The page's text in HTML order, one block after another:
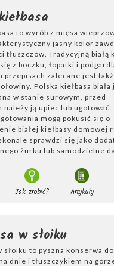
to wyrób z mięsa
jasny kolor
tłuszczów. Tradycyjną białą
z boczku, łopatki i
przepisach zalecane jest
Polska kiełbasa biała
w stanie surowym, przed
należy ją upiec lub ugotować.
mogą pokusić się o
białej kiełbasy domowej
sprawdzi się jako
żurku lub samodzielne
Jak zrobić? Artykuły
w słoiku
słoiku to pyszna konserwa
dnie i tłuszczykiem na